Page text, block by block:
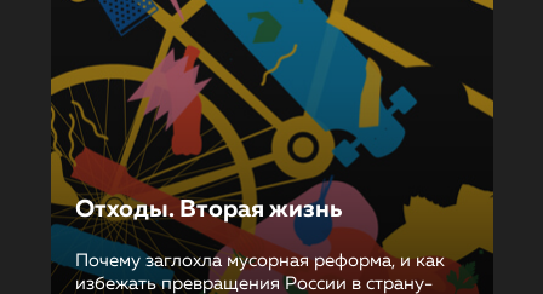
Отходы. Вторая жизнь
Почему заглохла мусорная реформа, и как
избежать превращения России в страну-